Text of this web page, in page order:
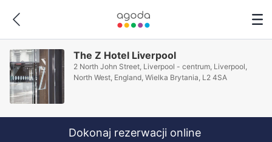
The Z Hotel Liverpool
2 North John Street, Liverpool - centrum, Liverpool,
North West, England, Wielka Brytania, L2 4SA
Dokonaj rezerwacji online